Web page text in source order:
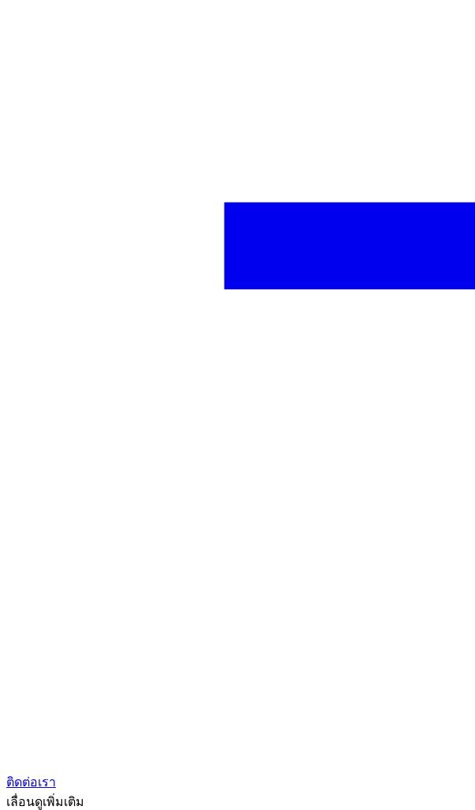
ติดต่อเรา
เลื่อนดูเพิ่มเติม